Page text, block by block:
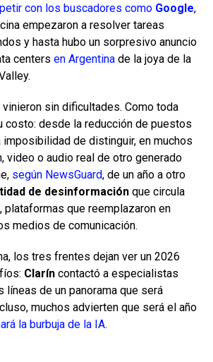
con los buscadores como Google,
empezaron a resolver tareas
y hasta hubo un sorpresivo anuncio
centers en Argentina de la joya de la
sin dificultades. Como toda
costo: desde la reducción de puestos
imposibilidad de distinguir, en muchos
video o audio real de otro generado
según NewsGuard, de un año a otro
de desinformación que circula
que reemplazaron en
medios de comunicación.
los tres frentes dejan ver un 2026
Clarín contactó a especialistas
líneas de un panorama que será
muchos advierten que será el año
la burbuja de la IA.